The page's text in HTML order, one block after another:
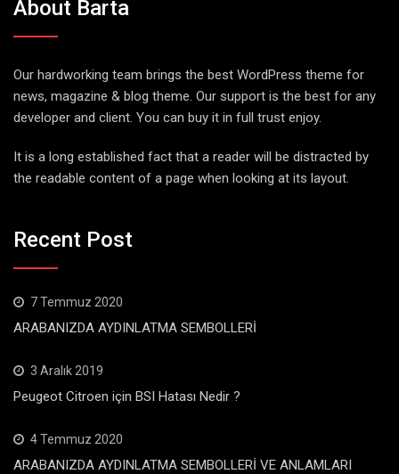
About Barta
Our hardworking team brings the best WordPress theme for
news, magazine & blog theme. Our support is the best for any
developer and client. You can buy it in full trust enjoy.
It is a long established fact that a reader will be distracted by
the readable content of a page when looking at its layout.
Recent Post
7 Temmuz 2020
ARABANIZDA AYDINLATMA SEMBOLLERİ
3 Aralık 2019
Peugeot Citroen için BSI Hatası Nedir ?
4 Temmuz 2020
ARABANIZDA AYDINLATMA SEMBOLLERİ VE ANLAMLARI